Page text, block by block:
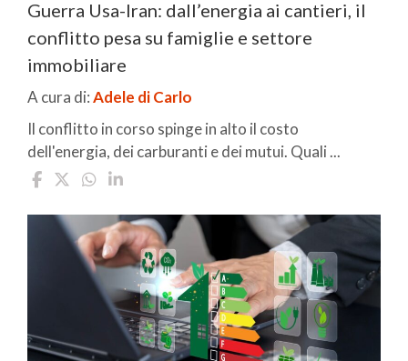
Guerra Usa-Iran: dall’energia ai cantieri, il
conflitto pesa su famiglie e settore
immobiliare
A cura di:Adele di Carlo
Il conflitto in corso spinge in alto il costo
dell'energia, dei carburanti e dei mutui. Quali ...